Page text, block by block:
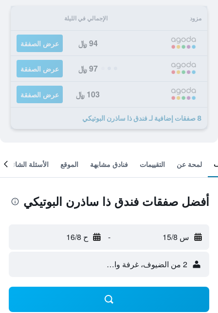
مزود الإجمالي في الليلة
94 ﷼ عرض الصفقة
97 ﷼ عرض الصفقة
103 ﷼ عرض الصفقة
8 صفقات إضافية لـ فندق ذا ساذرن البوتيكي
لمحة عن التقييمات فنادق مشابهة الموقع الأسئلة الشائعة
أفضل صفقات فندق ذا ساذرن البوتيكي
س 15/8 - ح 16/8
2 من الضيوف، غرفة واحدة